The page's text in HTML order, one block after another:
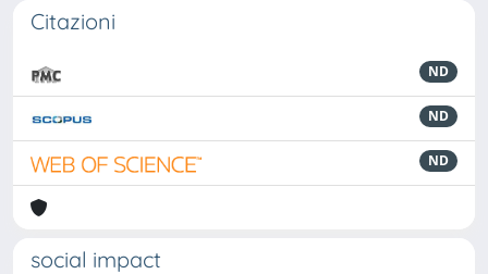
Citazioni
ND
ND
ND
social impact